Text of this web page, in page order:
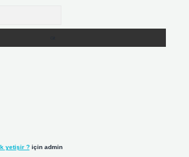
yetişir ?için admin